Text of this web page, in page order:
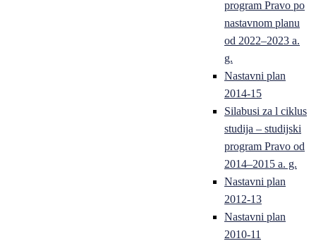
program Pravo po
nastavnom planu
od 2022–2023 a.
g.
Nastavni plan
2014-15
Silabusi za l ciklus
studija – studijski
program Pravo od
2014–2015 a. g.
Nastavni plan
2012-13
Nastavni plan
2010-11